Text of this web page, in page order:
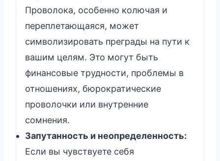
Проволока, особенно колючая и
переплетающаяся, может
символизировать преграды на пути к
вашим целям. Это могут быть
финансовые трудности, проблемы в
отношениях, бюрократические
проволочки или внутренние
сомнения.
Запутанность и неопределенность:
Если вы чувствуете себя